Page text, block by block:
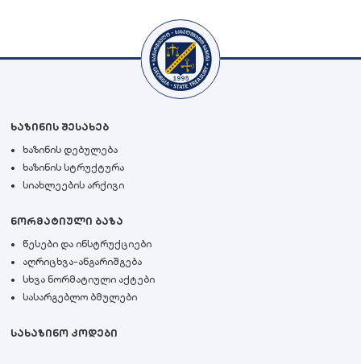
ხაზინის შესახებ
ხაზინის დებულება
ხაზინის სტრუქტურა
სიახლეების არქივი
ნორმატიული ბაზა
წესები და ინსტრუქციები
აღრიცხვა-ანგარიშგება
სხვა ნორმატიული აქტები
სასარგებლო ბმულები
სახაზინო კოდები